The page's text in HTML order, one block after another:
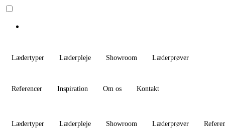
Lædertyper Læderpleje Showroom Læderprøver
Referencer Inspiration Om os Kontakt
Lædertyper Læderpleje Showroom Læderprøver